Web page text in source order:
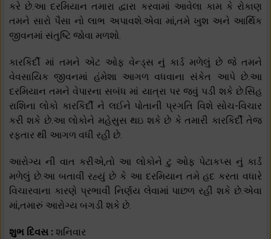
કરે છે.આ દરમિયાન તમારા દ્વારા કરવામાં આવેલા કામ કે રોકાણ
તમને સારો પૈસા નો લાભ અપાવશે.એવા માં,તમે ખુશ અને આર્થિક
જીવનમાં સંતુષ્ટિ જોવા મળશો.
કારકિર્દી માં તમને એટ ઓફ વેન્ડ્સ નું કાર્ડ મળેલું છે જે તમને
વેવસાયિક જીવનમાં હંમેશા આગળ વધવાના સંકેત આપે છે.આ
દરમિયાન તમને વેપારના સબંધ માં યાત્રા પર જવું પડી શકે છે.સિંહ
રાશિના લોકો કારકિર્દી ને લઈને પોતાની પ્રગતિ વિશે સોચ-વિચાર
કરી શકે છે.આ લોકોને મહેસુસ થઇ શકે છે કે તમારી કારકિર્દી તેજ
રફ્તાર થી આગળ વધી રહી છે.
આરોગ્ય ની વાત કરીએ,તો આ લોકોને ટુ ઓફ પેટાકપ્સ નું કાર્ડ
મળેલું છે.આ બતાવી રહ્યું છે કે આ દરમિયાન તમે હદ કરતા વધારે
વિચારવાના કારણે પ્રભાવી નિર્ણય લેવામાં પાછળ રહી શકે છે.એવા
માં,તમારું આરોગ્ય બગડી શકે છે.
શુભ દિવસ : શનિવાર